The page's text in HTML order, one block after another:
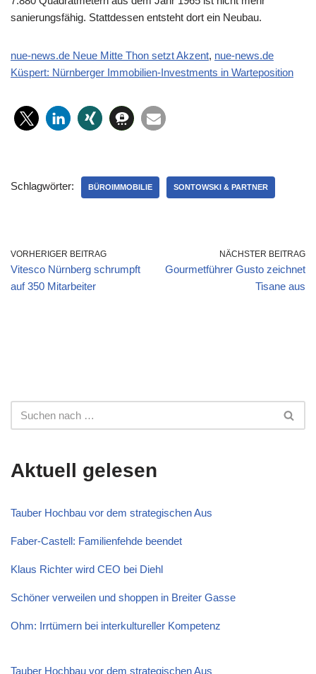
sanierungsfähig. Stattdessen entsteht dort ein Neubau.
nue-news.de Neue Mitte Thon setzt Akzent, nue-news.de
Küspert: Nürnberger Immobilien-Investments in Warteposition
Schlagwörter: BÜROIMMOBILIE SONTOWSKI & PARTNER
VORHERIGER BEITRAG
Vitesco Nürnberg schrumpft
auf 350 Mitarbeiter
NÄCHSTER BEITRAG
Gourmetführer Gusto zeichnet
Tisane aus
Aktuell gelesen
Tauber Hochbau vor dem strategischen Aus
Faber-Castell: Familienfehde beendet
Klaus Richter wird CEO bei Diehl
Schöner verweilen und shoppen in Breiter Gasse
Ohm: Irrtümern bei interkultureller Kompetenz
Tauber Hochbau vor dem strategischen Aus